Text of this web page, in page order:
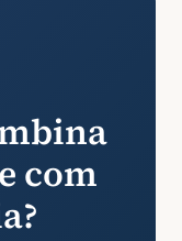
com